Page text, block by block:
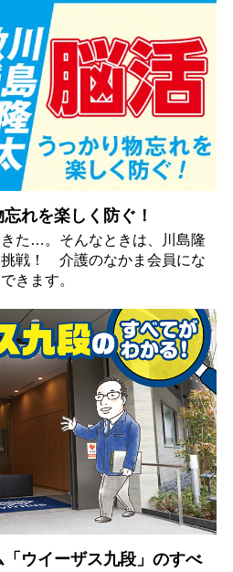
れを楽しく防ぐ！
た…。そんなときは、川島隆
戦！ 介護のなかま会員にな
きます。
ウイーザス九段」のすべ